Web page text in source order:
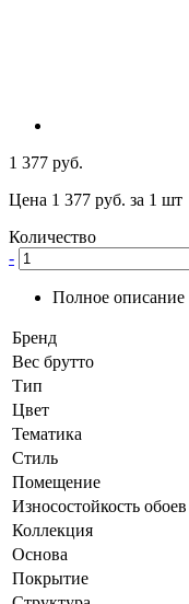
1 377 руб.
Цена 1 377 руб. за 1 шт
Количество
-
Полное описание
Бренд
Вес брутто
Тип
Цвет
Тематика
Стиль
Помещение
Износостойкость обоев
Коллекция
Основа
Покрытие